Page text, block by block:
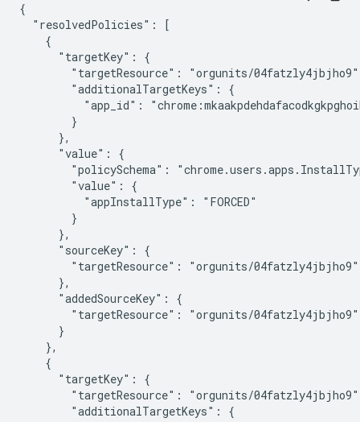
{
  "resolvedPolicies": [
    {
      "targetKey": {
"targetResource": "orgunits/
        "additionalTargetKeys": {
"app_id":
        }
      },
      "value": {
"policySchema":
        "value": {
          "appInstallType": "FORCED"
        }
      },
      "sourceKey": {
        "targetResource": "orgunits/04fatzly4jbjho9"
      },
      "addedSourceKey": {
        "targetResource": "orgunits/04fatzly4jbjho9"
      }
    },
    {
      "targetKey": {
"targetResource": "orgunits/
        "additionalTargetKeys": {